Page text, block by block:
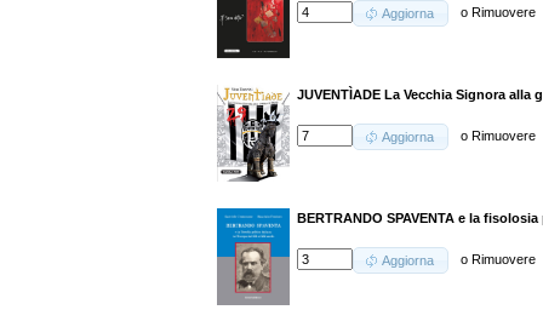
Aggiorna oRimuovere
JUVENTÌADE La Vecchia Signora alla
Aggiorna oRimuovere
BERTRANDO SPAVENTA e la
Aggiorna oRimuovere